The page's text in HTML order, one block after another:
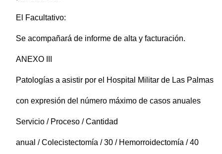
El Facultativo:
Se acompañará de informe de alta y facturación.
ANEXO III
Patologías a asistir por el Hospital Militar de Las Palmas
con expresión del número máximo de casos anuales
Servicio / Proceso / Cantidad
anual / Colecistectomía / 30 / Hemorroidectomía / 40